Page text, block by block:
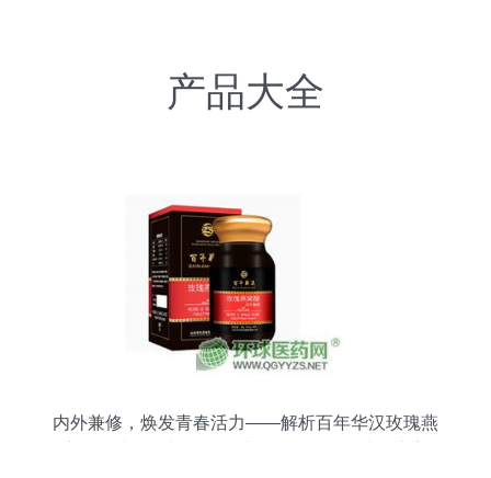
产品大全
内外兼修，焕发青春活力——解析百年华汉玫瑰燕